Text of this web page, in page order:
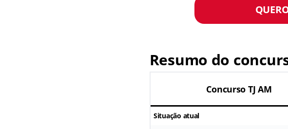
Resumo do
Concurso TJ AM
Situação atual